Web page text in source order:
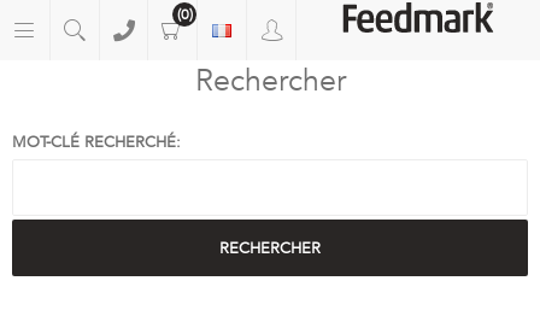
(0)
Rechercher
MOT-CLÉ RECHERCHÉ: